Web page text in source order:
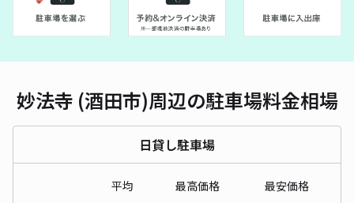
妙法寺 (酒田市)周辺の駐車場料金相場
日貸し駐車場
平均 最高価格 最安価格